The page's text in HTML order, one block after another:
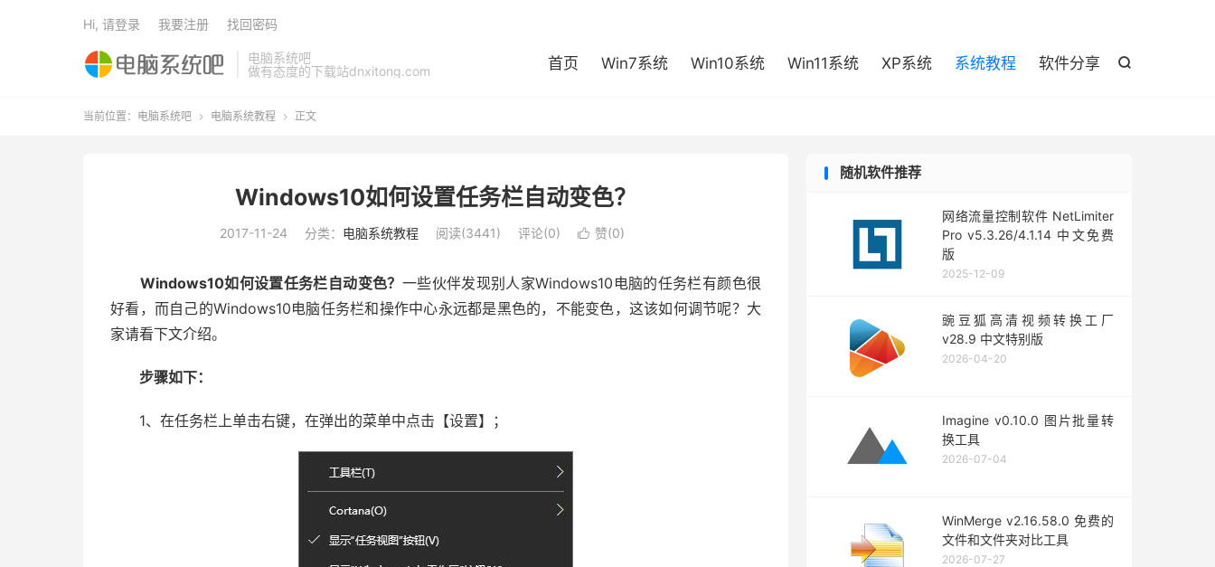
电脑系统吧
做有态度的下载站dnxitong.com

首页 Win7系统 Win10系统 Win11系统 XP系统 系统教程 软件分享
Hi, 请登录 我要注册 找回密码
当前位置： 电脑系统吧  电脑系统教程  正文
Windows10如何设置任务栏自动变色？
2017-11-24 分类： 电脑系统教程 阅读(3441) 评论(0)  赞(0)
Windows10如何设置任务栏自动变色？ 一些伙伴发现别人家Windows10电脑的任务栏有颜色很
好看，而自己的Windows10电脑任务栏和操作中心永远都是黑色的，不能变色，这该如何调节呢？大
家请看下文介绍。
步骤如下：
1、在任务栏上单击右键，在弹出的菜单中点击【设置】；
随机软件推荐
网络流量控制软件 NetLimiter
Pro v5.3.26/4.1.14 中文免费
版
2025-12-09
豌豆狐高清视频转换工厂
v28.9 中文特别版
2026-04-20
Imagine v0.10.0 图片批量转
换工具
2026-07-04
WinMerge v2.16.58.0 免费的
文件和文件夹对比工具
2026-07-27